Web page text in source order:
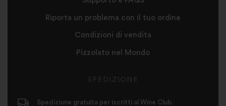
Riporta un problema con il tuo ordine
Condizioni di vendita
Pizzolato nel Mondo
SPEDIZIONE
Spedizione gratuita per iscritti al Wine Club.